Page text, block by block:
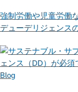
強制労働や児童労働
デューデリジェンス
Blog